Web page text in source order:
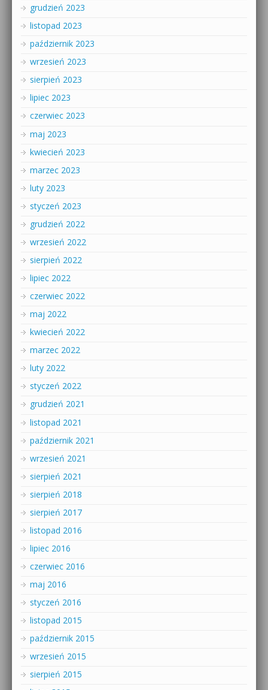
grudzień 2023
listopad 2023
październik 2023
wrzesień 2023
sierpień 2023
lipiec 2023
czerwiec 2023
maj 2023
kwiecień 2023
marzec 2023
luty 2023
styczeń 2023
grudzień 2022
wrzesień 2022
sierpień 2022
lipiec 2022
czerwiec 2022
maj 2022
kwiecień 2022
marzec 2022
luty 2022
styczeń 2022
grudzień 2021
listopad 2021
październik 2021
wrzesień 2021
sierpień 2021
sierpień 2018
sierpień 2017
listopad 2016
lipiec 2016
czerwiec 2016
maj 2016
styczeń 2016
listopad 2015
październik 2015
wrzesień 2015
sierpień 2015